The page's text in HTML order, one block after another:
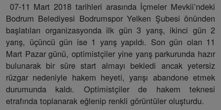
07-11 Mart 2018 tarihleri arasında İçmeler Mevkii’ndeki
Bodrum Belediyesi Bodrumspor Yelken Şubesi önünden
başlatılan organizasyonda ilk gün 3 yarış, ikinci gün 2
yarış, üçüncü gün ise 1 yarış yapıldı. Son gün olan 11
Mart Pazar günü, optimistçiler yine yarış parkurunda hazır
bulunarak bir süre start almayı bekledi ancak yetersiz
rüzgar nedeniyle hakem heyeti, yarışı abandone etmek
durumunda kaldı. Optimistçiler de hakem teknesi
etrafında toplanarak eğlenip renkli görüntüler oluşturdu.